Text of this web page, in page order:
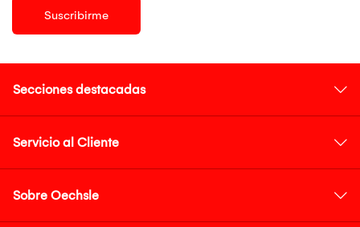
Suscribirme
Secciones destacadas
Servicio al Cliente
Sobre Oechsle